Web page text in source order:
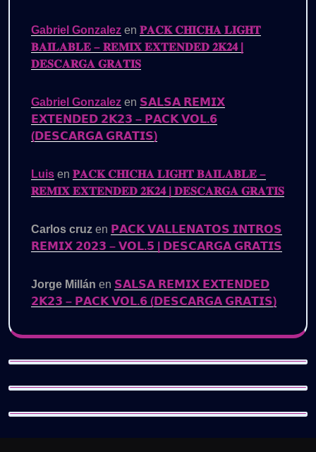
Gabriel Gonzalez en 𝐏𝐀𝐂𝐊 𝐂𝐇𝐈𝐂𝐇𝐀 𝐋𝐈𝐆𝐇𝐓
𝐁𝐀𝐈𝐋𝐀𝐁𝐋𝐄 – 𝐑𝐄𝐌𝐈𝐗 𝐄𝐗𝐓𝐄𝐍𝐃𝐄𝐃 𝟐𝐊𝟐𝟒 |
𝐃𝐄𝐒𝐂𝐀𝐑𝐆𝐀 𝐆𝐑𝐀𝐓𝐈𝐒
Gabriel Gonzalez en 𝗦𝗔𝗟𝗦𝗔 𝗥𝗘𝗠𝗜𝗫
𝗘𝗫𝗧𝗘𝗡𝗗𝗘𝗗 𝟮𝗞𝟮𝟯 – 𝗣𝗔𝗖𝗞 𝗩𝗢𝗟.𝟲
(𝗗𝗘𝗦𝗖𝗔𝗥𝗚𝗔 𝗚𝗥𝗔𝗧𝗜𝗦)
Luis en 𝐏𝐀𝐂𝐊 𝐂𝐇𝐈𝐂𝐇𝐀 𝐋𝐈𝐆𝐇𝐓 𝐁𝐀𝐈𝐋𝐀𝐁𝐋𝐄 –
𝐑𝐄𝐌𝐈𝐗 𝐄𝐗𝐓𝐄𝐍𝐃𝐄𝐃 𝟐𝐊𝟐𝟒 | 𝐃𝐄𝐒𝐂𝐀𝐑𝐆𝐀 𝐆𝐑𝐀𝐓𝐈𝐒
Carlos cruz en 𝗣𝗔𝗖𝗞 𝗩𝗔𝗟𝗟𝗘𝗡𝗔𝗧𝗢𝗦 𝗜𝗡𝗧𝗥𝗢𝗦
𝗥𝗘𝗠𝗜𝗫 𝟮𝟬𝟮𝟯 – 𝗩𝗢𝗟.𝟱 | 𝗗𝗘𝗦𝗖𝗔𝗥𝗚𝗔 𝗚𝗥𝗔𝗧𝗜𝗦
Jorge Millán en 𝗦𝗔𝗟𝗦𝗔 𝗥𝗘𝗠𝗜𝗫 𝗘𝗫𝗧𝗘𝗡𝗗𝗘𝗗
𝟮𝗞𝟮𝟯 – 𝗣𝗔𝗖𝗞 𝗩𝗢𝗟.𝟲 (𝗗𝗘𝗦𝗖𝗔𝗥𝗚𝗔 𝗚𝗥𝗔𝗧𝗜𝗦)